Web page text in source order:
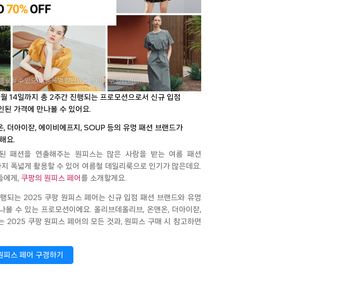
14일까지 총 2주간 진행되는 프로모션으로서 신규 입점
가격에 만나볼 수 있어요.
더아이잗, 에이비에프지, SOUP 등의 유명 패션 브랜드가
요.
패션을 연출해주는 원피스는 많은 사랑을 받는 여름 패션
폭넓게 활용할 수 있어 여름철 데일리룩으로인기가 많은데요.
에게, 쿠팡의 원피스 페어 를 소개할게요.
되는 2025 쿠팡 원피스 페어는 신규 입점 패션 브랜드와 유명
볼 수 있는 프로모션이에요. 올리브데올리브, 온앤온, 더아이잗,
2025 쿠팡원피스 페 어의 모든 것과, 원피스 구매 시 참고하면
스 페어 구경하기